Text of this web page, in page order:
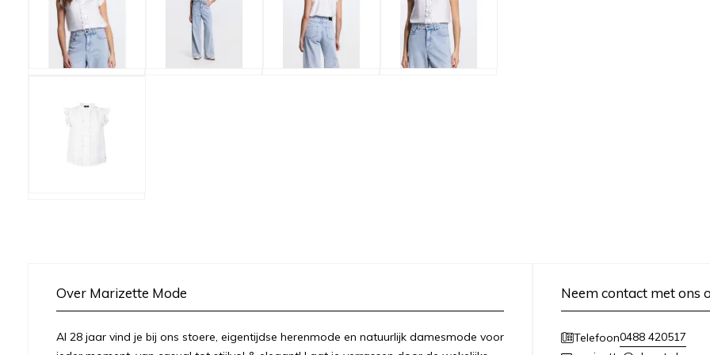
Over Marizette Mode
Al 28 jaar vind je bij ons stoere, eigentijdse herenmode en natuurlijk damesmode voor
Neem contact met ons
Telefoon0488 420517